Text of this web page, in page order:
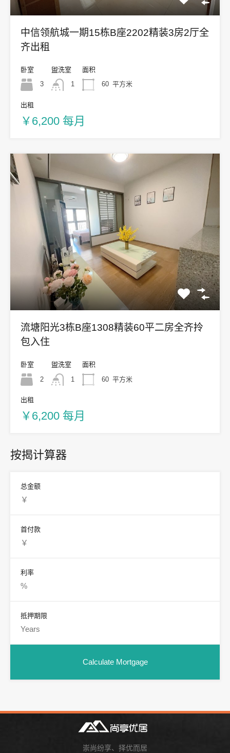
中信领航城一期15栋B座2202精装3房2厅全
齐出租
卧室
3
盥洗室
1
面积
60 平方米
出租
￥6,200 每月
流塘阳光3栋B座1308精装60平二房全齐拎
包入住
卧室
2
盥洗室
1
面积
60 平方米
出租
￥6,200 每月
按揭计算器
总金额
首付款
利率
抵押期限
崇尚纷享、择优而居